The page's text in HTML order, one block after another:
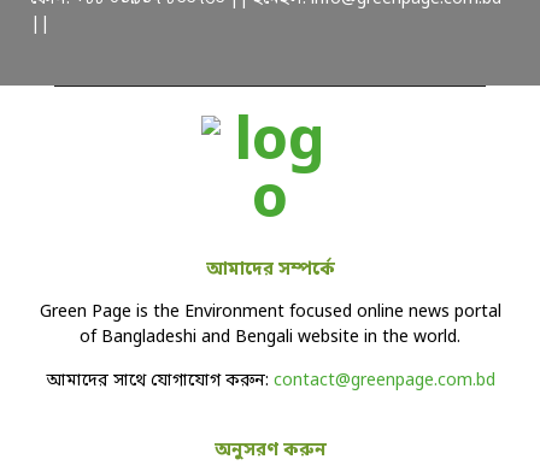
আমাদের সম্পর্কে
Green Page is the Environment focused online news portal
of Bangladeshi and Bengali website in the world.
আমাদের সাথে যোগাযোগ করুন: contact@greenpage.com.bd
অনুসরণ করুন